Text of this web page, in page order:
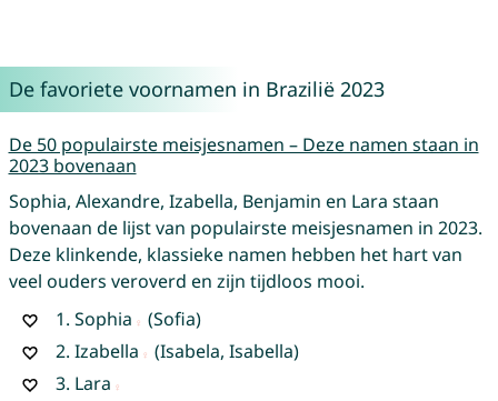
De favoriete voornamen in Brazilië 2023
De 50 populairste meisjesnamen – Deze namen staan in
2023 bovenaan
Sophia, Alexandre, Izabella, Benjamin en Lara staan
bovenaan de lijst van populairste meisjesnamen in 2023.
Deze klinkende, klassieke namen hebben het hart van
veel ouders veroverd en zijn tijdloos mooi.
1. Sophia
(Sofia)
2. Izabella
(Isabela, Isabella)
3. Lara